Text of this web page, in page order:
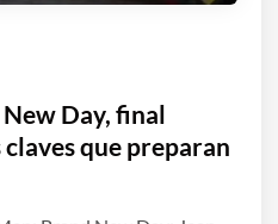
Day, final
que preparan